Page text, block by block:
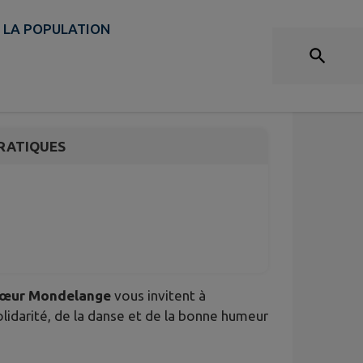
LA POPULATION
Mondelange vous invitent à
de la danse et de la bonne humeur